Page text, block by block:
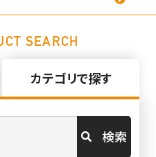
SEARCH
カテゴリで探す
検索